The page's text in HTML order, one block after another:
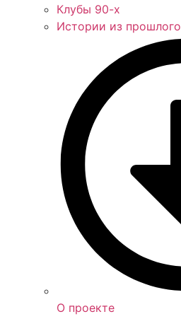
Клубы 90-х
Истории из прошлого
О проекте